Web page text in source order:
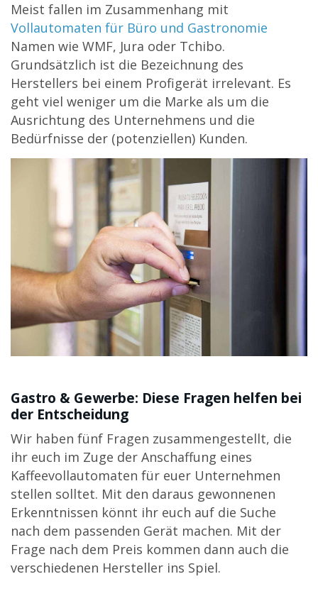
Meist fallen im Zusammenhang mit
Vollautomaten für Büro und Gastronomie
Namen wie WMF, Jura oder Tchibo.
Grundsätzlich ist die Bezeichnung des
Herstellers bei einem Profigerät irrelevant. Es
geht viel weniger um die Marke als um die
Ausrichtung des Unternehmens und die
Bedürfnisse der (potenziellen) Kunden.
Gastro & Gewerbe: Diese Fragen helfen bei
der Entscheidung
Wir haben fünf Fragen zusammengestellt, die
ihr euch im Zuge der Anschaffung eines
Kaffeevollautomaten für euer Unternehmen
stellen solltet. Mit den daraus gewonnenen
Erkenntnissen könnt ihr euch auf die Suche
nach dem passenden Gerät machen. Mit der
Frage nach dem Preis kommen dann auch die
verschiedenen Hersteller ins Spiel.